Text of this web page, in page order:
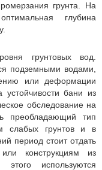
грунта. На
глубина
грунтовых вод.
подземными водами,
или деформации
устойчивости бани из
обследование на
преобладающий тип
слабых грунтов и в
период стоит отдать
конструкциям из
используются